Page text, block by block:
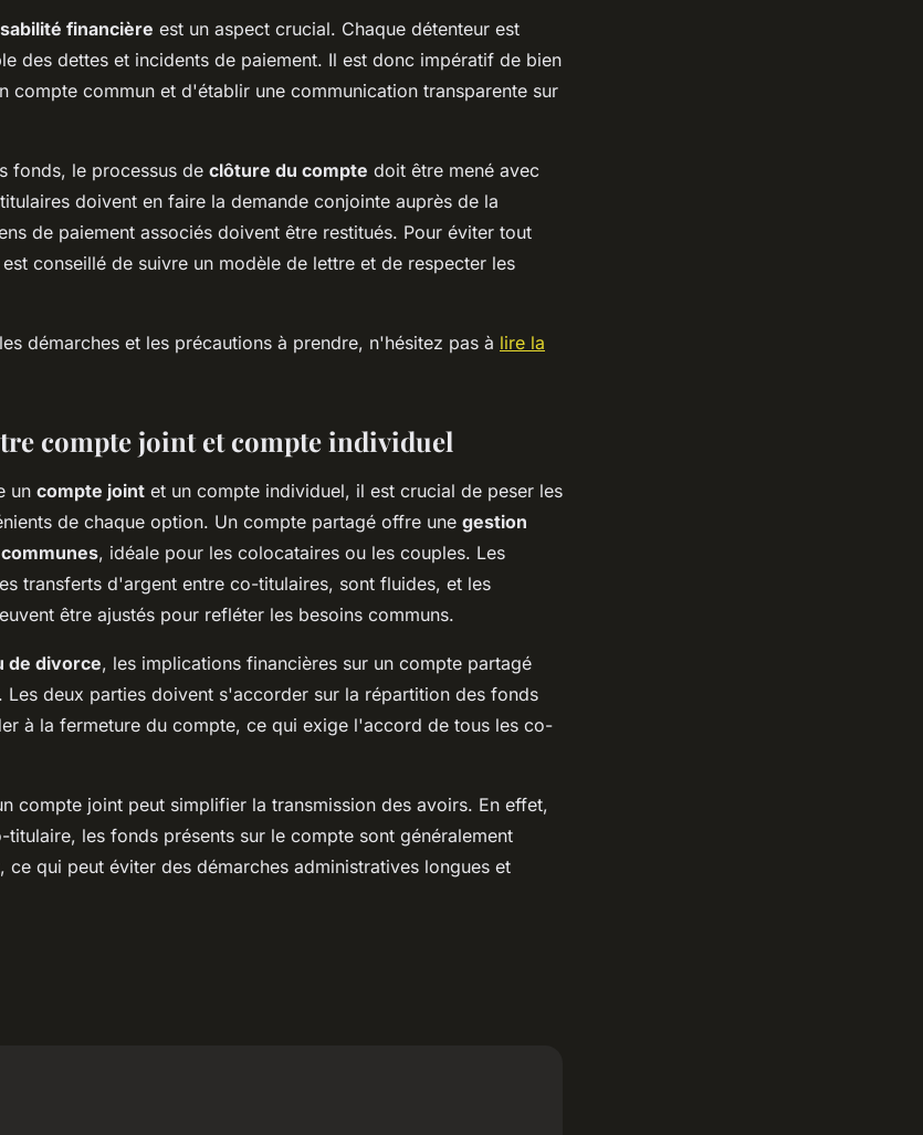
financière est un aspect crucial. Chaque détenteur est
des dettes et incidents de paiement. Il est donc impératif de bien
compte commun et d'établir une communication transparente sur
fonds, le processus de clôture du compte doit être mené avec
doivent en faire la demande conjointe auprès de la
de paiement associés doivent être restitués. Pour éviter tout
conseillé de suivre un modèle de lettre et de respecter les
démarches et les précautions à prendre, n'hésitez pas à lire la
compte joint et compte individuel
un compte joint et un compte individuel, il est crucial de peser les
de chaque option. Un compte partagé offre une gestion
, idéale pour les colocataires ou les couples. Les
transferts d'argent entre co-titulaires, sont fluides, et les
être ajustés pour refléter les besoins communs.
de divorce, les implications financières sur un compte partagé
Les deux parties doivent s'accorder sur la répartition des fonds
à la fermeture du compte, ce qui exige l'accord de tous les co-
compte joint peut simplifier la transmission des avoirs. En effet,
les fonds présents sur le compte sont généralement
ce qui peut éviter des démarches administratives longues et